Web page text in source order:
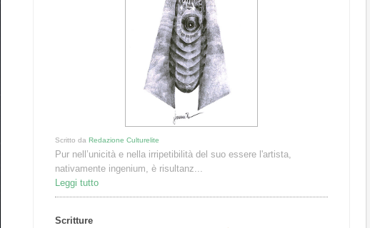
Scritto da Redazione Culturelite
Pur nell’unicità e nella irripetibilità del suo essere l'artista,
nativamente ingenium, è risul­tanz...
Leggi tutto
Scritture